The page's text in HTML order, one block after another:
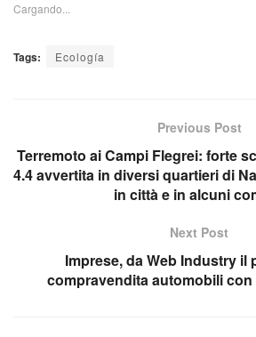
Cargando...
Tags: Ecología
Previous Post
Terremoto ai Campi Flegrei: forte
4.4 avvertita in diversi quartieri di
in città e in alcuni
Next Post
Imprese, da Web Industry il
compravendita automobili con